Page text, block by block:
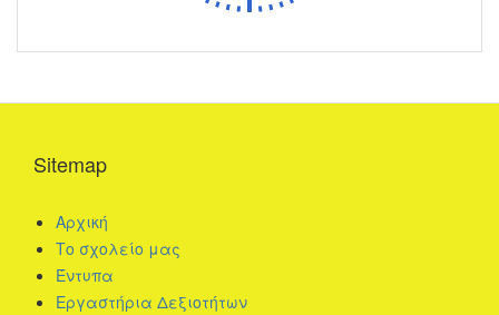
Sitemap
Αρχική
Το σχολείο μας
Έντυπα
Εργαστήρια Δεξιοτήτων